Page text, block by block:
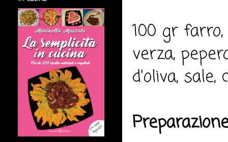
100 gr
verza,
d'oliva, sale,